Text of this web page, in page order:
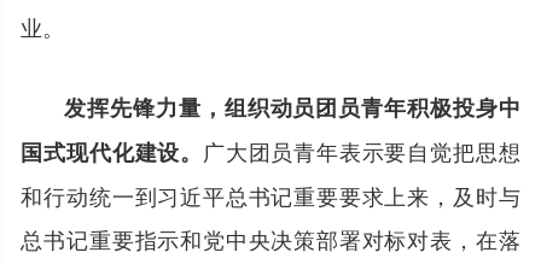
业。
发挥先锋力量，组织动员团员青年积极投身中
国式现代化建设。 广大团员青年表示要自觉把思想
和行动统一到习近平总书记重要要求上来，及时与
总书记重要指示和党中央决策部署对标对表，在落